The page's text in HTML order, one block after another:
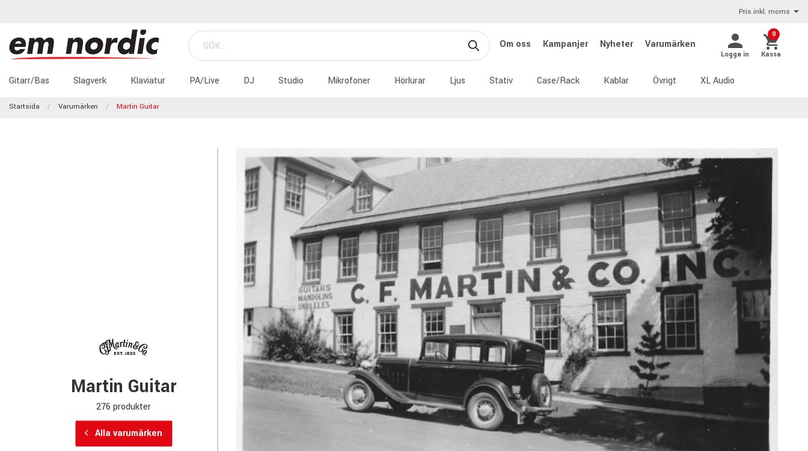
Pris inkl. moms
Om oss Kampanjer Nyheter Varumärken
Logga in
0
Kassa
Gitarr/Bas Slagverk Klaviatur PA/Live DJ Studio Mikrofoner Hörlurar Ljus Stativ Case/Rack Kablar Övrigt XL Audio
Startsida Varumärken Martin Guitar
Martin Guitar
276 produkter
Alla varumärken